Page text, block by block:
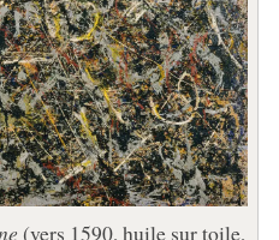
(vers 1590, huile sur toile,